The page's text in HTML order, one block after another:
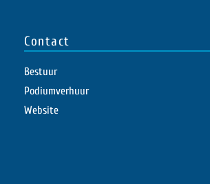
Contact
Bestuur
Podiumverhuur
Website